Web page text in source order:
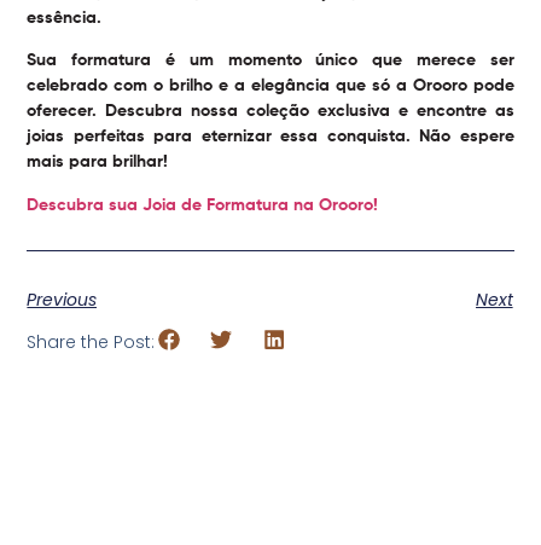
essência.
Sua formatura é um momento único que merece ser
celebrado com o brilho e a elegância que só a Orooro pode
oferecer. Descubra nossa coleção exclusiva e encontre as
joias perfeitas para eternizar essa conquista. Não espere
mais para brilhar!
Descubra sua Joia de Formatura na Orooro!
Previous
Next
Share the Post: